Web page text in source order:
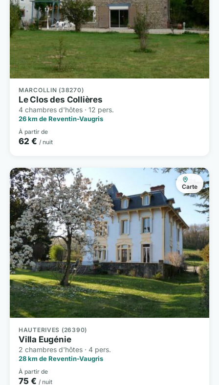
MARCOLLIN (38270)
Le Clos des Collières
4 chambres d'hôtes · 12 pers.
26 km de Reventin-Vaugris
À partir de
62 € / nuit
Carte
HAUTERIVES (26390)
Villa Eugénie
2 chambres d'hôtes · 4 pers.
28 km de Reventin-Vaugris
À partir de
75 € / nuit